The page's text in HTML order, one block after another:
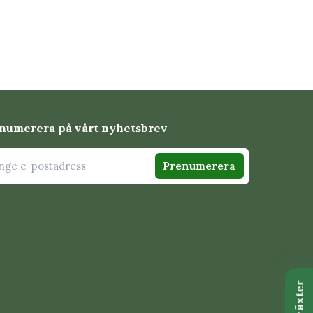
på vårt nyhetsbrev
Prenumerera